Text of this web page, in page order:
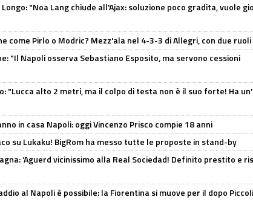
Longo: "Noa Lang chiude all'Ajax: soluzione poco gradita, vuole
come Pirlo o Modric? Mezz'ala nel 4-3-3 di Allegri, con due
"Il Napoli osserva Sebastiano Esposito, ma servono cessioni
"Lucca alto 2 metri, ma il colpo di testa non è il suo forte! Ha
in casa Napoli: oggi Vincenzo Prisco compie 18 anni
su Lukaku! BigRom ha messo tutte le proposte in stand-by
‘Aguerd vicinissimo alla Real Sociedad! Definito prestito e
al Napoli è possibile: la Fiorentina si muove per il dopo Piccoli